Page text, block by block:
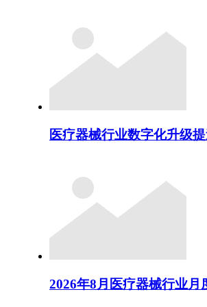
医疗器械行业数字化升级
2026年8月医疗器械行业